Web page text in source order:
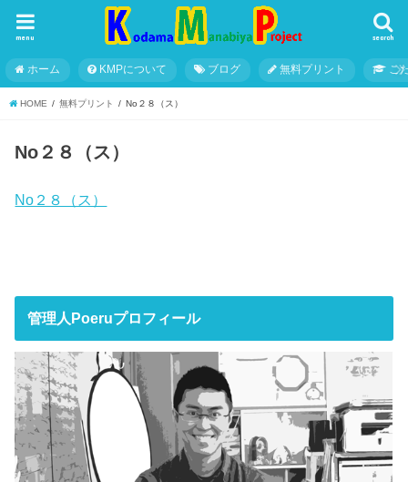
search
menu
ホーム KMPについて ブログ 無料プリント こ
HOME 無料プリント No２８（ス）
No２８（ス）
No２８（ス）
管理人Poeruプロフィール